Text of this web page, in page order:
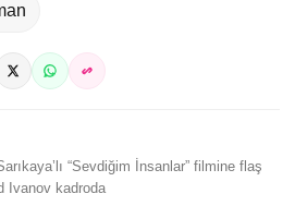
“Sevdiğim İnsanlar” filmine flaş
Ivanov kadroda